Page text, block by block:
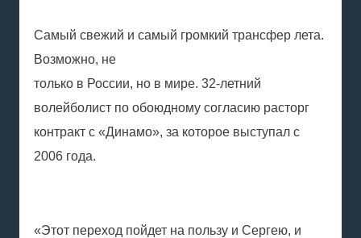
Самый свежий и самый громкий трансфер лета.
Возможно, не
только в России, но в мире. 32-летний
волейболист по обоюдному согласию расторг
контракт с «Динамо», за которое выступал с
2006 года.
«Этот переход пойдет на пользу и Сергею, и